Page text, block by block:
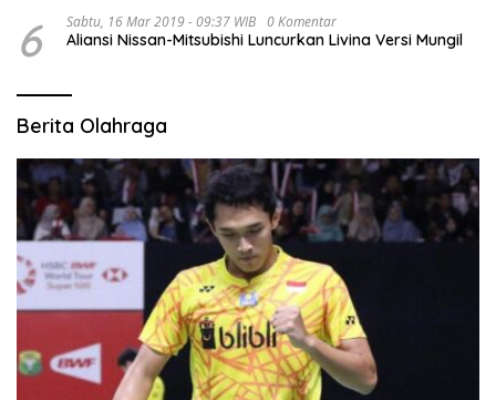
6 Sabtu, 16 Mar 2019 - 09:37 WIB 0 Komentar
Aliansi Nissan-Mitsubishi Luncurkan Livina Versi Mungil
Berita Olahraga